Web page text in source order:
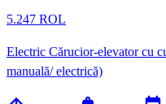
5.247 ROL
Electric Cărucior-elevator cu
manuală/ electrică)